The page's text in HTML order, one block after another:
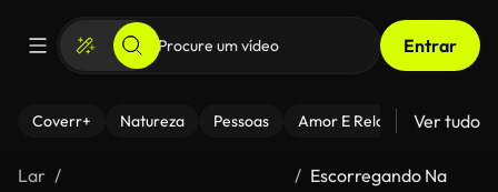
Entrar
Coverr+ Natureza Pessoas Amor E Relacionamentos
Ver tudo
Lar
Escorregando Na